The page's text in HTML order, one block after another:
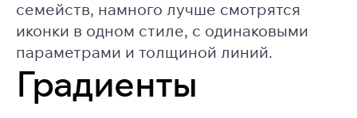
семейств, намного лучше смотрятся
иконки в одном стиле, с одинаковыми
параметрами и толщиной линий.
Градиенты